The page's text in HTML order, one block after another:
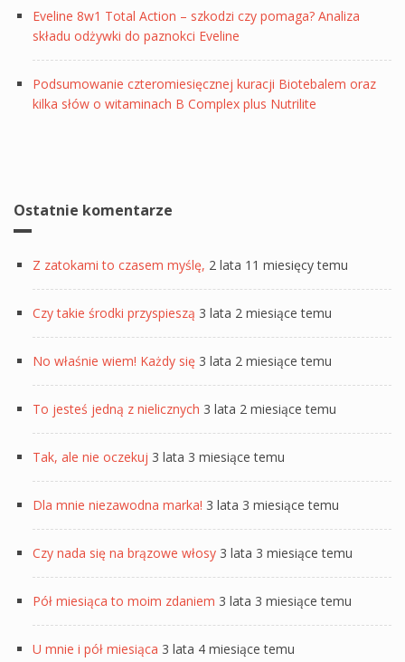
Eveline 8w1 Total Action – szkodzi czy pomaga? Analiza
składu odżywki do paznokci Eveline
Podsumowanie czteromiesięcznej kuracji Biotebalem oraz
kilka słów o witaminach B Complex plus Nutrilite
Ostatnie komentarze
Z zatokami to czasem myślę, 2 lata 11 miesięcy temu
Czy takie środki przyspieszą 3 lata 2 miesiące temu
No właśnie wiem! Każdy się 3 lata 2 miesiące temu
To jesteś jedną z nielicznych 3 lata 2 miesiące temu
Tak, ale nie oczekuj 3 lata 3 miesiące temu
Dla mnie niezawodna marka! 3 lata 3 miesiące temu
Czy nada się na brązowe włosy 3 lata 3 miesiące temu
Pół miesiąca to moim zdaniem 3 lata 3 miesiące temu
U mnie i pół miesiąca 3 lata 4 miesiące temu